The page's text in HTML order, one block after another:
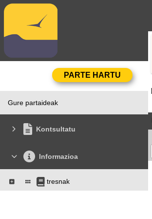
Gure partaideak
Kontsultatu
Informazioa
tresnak